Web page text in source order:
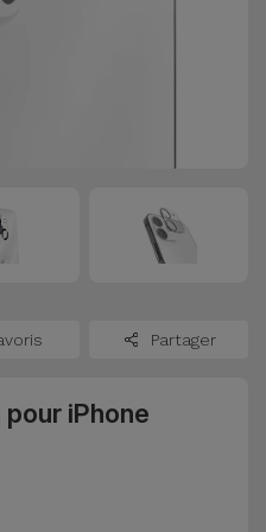
Partager
iPhone